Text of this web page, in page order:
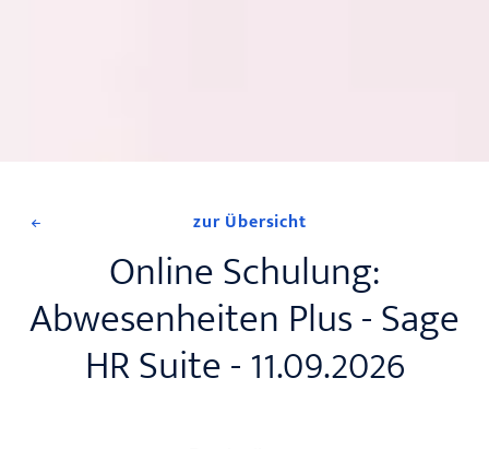
zur Übersicht
Online Schulung:
Abwesenheiten Plus - Sage
HR Suite - 11.09.2026